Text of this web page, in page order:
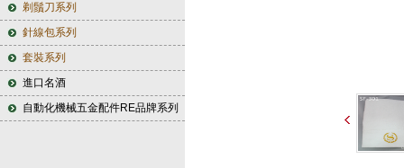
剃鬚刀系列
針線包系列
套裝系列
進口名酒
自動化機械五金配件RE品牌系列